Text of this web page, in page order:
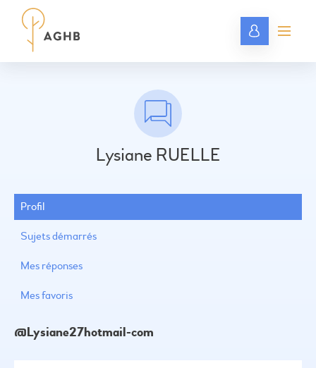
Lysiane RUELLE
Profil
Sujets démarrés
Mes réponses
Mes favoris
@lysiane27hotmail-com